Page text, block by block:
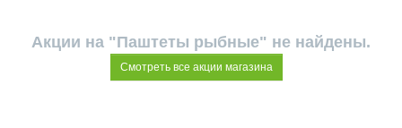
Акции на "Паштеты рыбные" не найдены.
Смотреть все акции магазина